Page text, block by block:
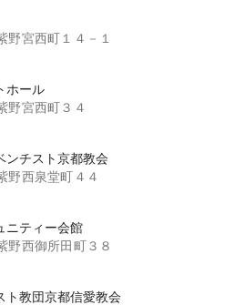
野宮西町１４－１
ホール
野宮西町３４
ンチスト京都教会
野西泉堂町４４
ティー会館
野西御所田町３８
ト教団京都信愛教会